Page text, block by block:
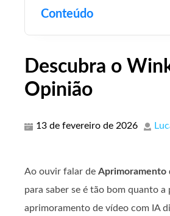
Conteúdo
Descubra o
Opinião
13 de fevereiro de 2026
Ao ouvir falar de Aprimoramento
para saber se é tão bom quanto
aprimoramento de vídeo com IA